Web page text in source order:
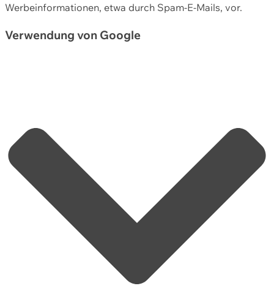
Werbeinformationen, etwa durch Spam-E-Mails, vor.
Verwendung von Google